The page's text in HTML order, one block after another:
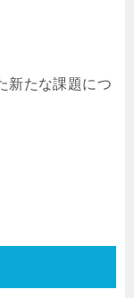
新たな課題につ